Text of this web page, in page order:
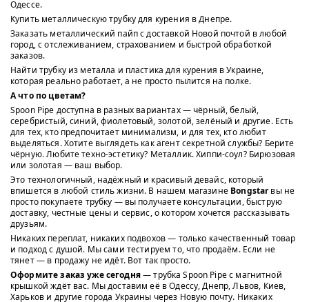
Одессе.
Купить металлическую трубку для курения в Днепре.
Заказать металлический пайп с доставкой Новой почтой в любой
город, с отслеживанием, страхованием и быстрой обработкой
заказов.
Найти трубку из металла и пластика для курения в Украине,
которая реально работает, а не просто пылится на полке.
А что по цветам?
Spoon Pipe доступна в разных вариантах — чёрный, белый,
серебристый, синий, фиолетовый, золотой, зелёный и другие. Есть
для тех, кто предпочитает минимализм, и для тех, кто любит
выделяться. Хотите выглядеть как агент секретной службы? Берите
чёрную. Любите техно-эстетику? Металлик. Хиппи-соул? Бирюзовая
или золотая — ваш выбор.
Это технологичный, надёжный и красивый девайс, который
впишется в любой стиль жизни. В нашем магазине Bongstarвы не
просто покупаете трубку — вы получаете консультации, быструю
доставку, честные цены и сервис, о котором хочется рассказывать
друзьям.
Никаких переплат, никаких подвохов — только качественный товар
и подход с душой. Мы сами тестируем то, что продаём. Если не
тянет — в продажу не идёт. Вот так просто.
Оформите заказ уже сегодня— трубка Spoon Pipe с магнитной
крышкой ждёт вас. Мы доставим её в Одессу, Днепр, Львов, Киев,
Харьков и другие города Украины через Новую почту. Никаких